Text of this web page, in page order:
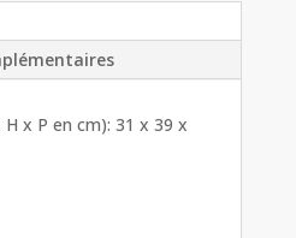
H x P en cm): 31 x 39 x